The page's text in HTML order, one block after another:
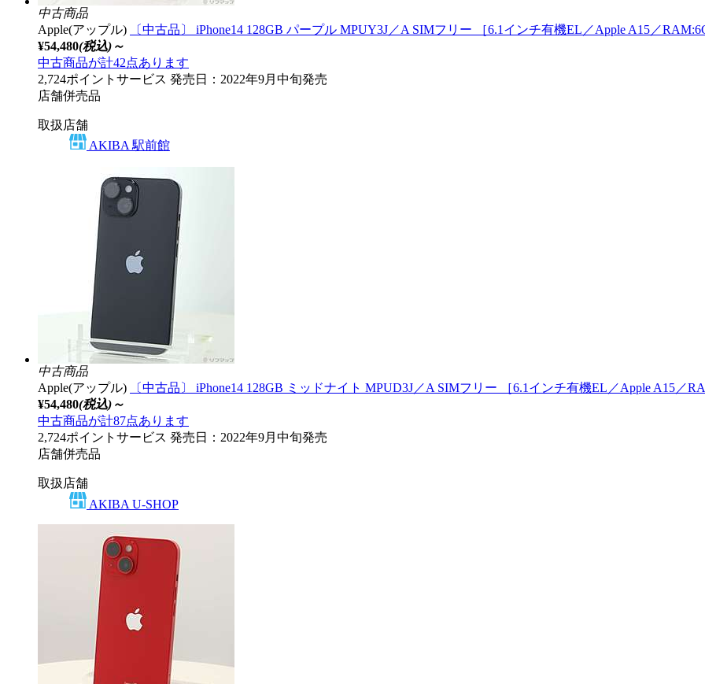
中古商品
Apple(アップル)
〔中古品〕 iPhone14 128GB パープル MPUY3J／A SIMフリー ［6.1インチ有機EL／Apple A15／
¥54,480(税込)～
中古商品が計42点あります
2,724ポイントサービス 発売日：2022年9月中旬発売
店舗併売品
取扱店舗
AKIBA 駅前館
中古商品
Apple(アップル)
〔中古品〕 iPhone14 128GB ミッドナイト MPUD3J／A SIMフリー ［6.1インチ有機EL／Apple A15／
¥54,480(税込)～
中古商品が計87点あります
2,724ポイントサービス 発売日：2022年9月中旬発売
店舗併売品
取扱店舗
AKIBA U-SHOP